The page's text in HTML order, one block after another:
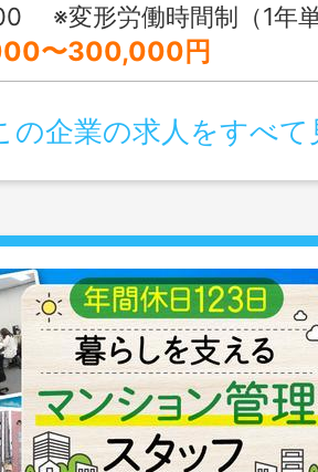
※変形労働時間制（1年
〜300,000円
の企業の求人をすべて